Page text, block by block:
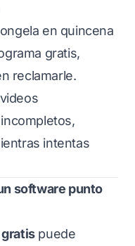
en quincena
gratis,
reclamarle.
intentas
software punto
puede